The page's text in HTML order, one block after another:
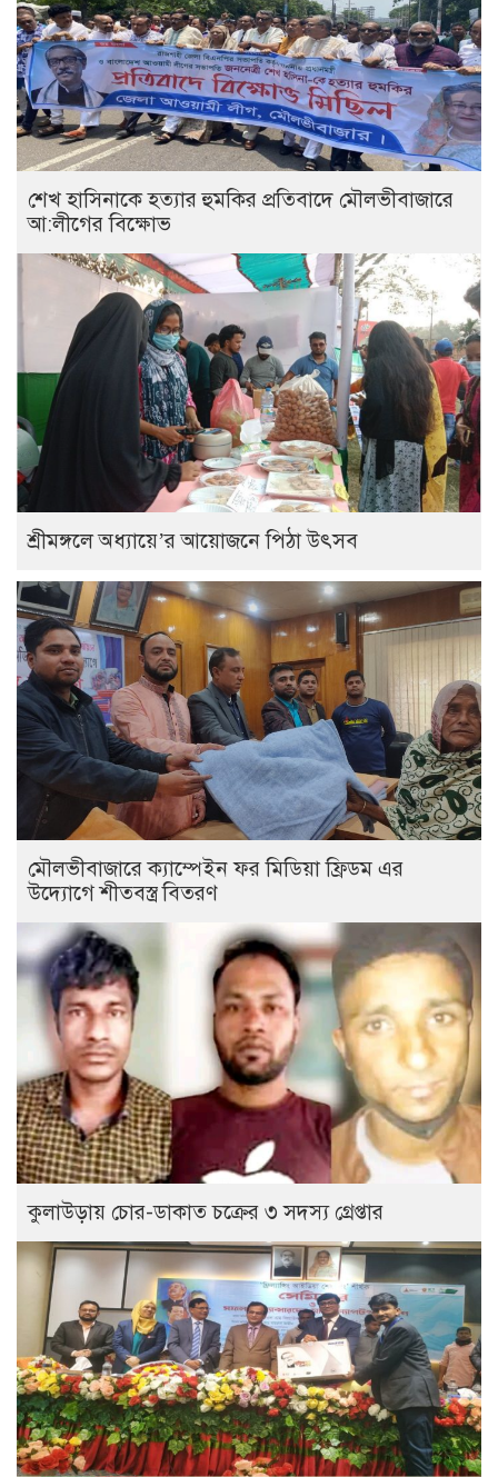
শেখ হাসিনাকে হত্যার হুমকির প্রতিবাদে মৌলভীবাজারে
আ:লীগের বিক্ষোভ
শ্রীমঙ্গলে অধ্যায়ে’র আয়োজনে পিঠা উৎসব
মৌলভীবাজারে ক্যাম্পেইন ফর মিডিয়া ফ্রিডম এর
উদ্যোগে শীতবস্ত্র বিতরণ
কুলাউড়ায় চোর-ডাকাত চক্রের ৩ সদস্য গ্রেপ্তার